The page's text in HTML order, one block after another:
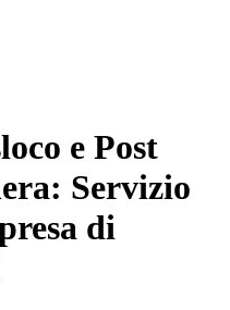
e Post
Servizio
di